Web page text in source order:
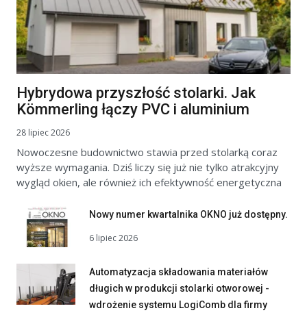
Hybrydowa przyszłość stolarki. Jak
Kömmerling łączy PVC i aluminium
28 lipiec 2026
Nowoczesne budownictwo stawia przed stolarką coraz
wyższe wymagania. Dziś liczy się już nie tylko atrakcyjny
wygląd okien, ale również ich efektywność energetyczna
Nowy numer kwartalnika OKNO już dostępny.
6 lipiec 2026
Automatyzacja składowania materiałów
długich w produkcji stolarki otworowej -
wdrożenie systemu LogiComb dla firmy